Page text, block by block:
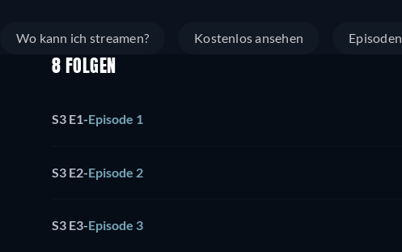
Wo kann ich streamen? Kostenlos ansehen Episoden
8 FOLGEN
S3 E1-Episode 1
S3 E2-Episode 2
S3 E3-Episode 3